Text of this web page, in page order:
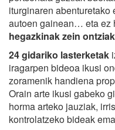
iturginaren
autoen gainean… eta ez
hegazkinak zein ontziak
24 gidariko lasterketak
iragarpen bideoa ikusi
zoramenik handiena
Orain arte ikusi gabeko
horma arteko jauziak,
kontrolatzeko bideak